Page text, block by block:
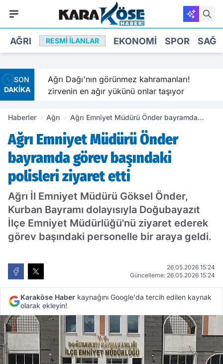
AĞRI RESMI İLANLAR EKONOMI SPOR
SON
DAKİKA
arada
Ağrı Dağı'nın görünmez kahramanları!
zirvenin en ağır yükünü onlar taşıyor
Haberler Ağrı
Ağrı Emniyet Müdürü Önder bayramda
Ağrı Emniyet Müdürü Önder
bayramda görev başındaki
polisleri ziyaret etti
Ağrı İl Emniyet Müdürü Göksel Önder,
Kurban Bayramı dolayısıyla Doğubayazıt
İlçe Emniyet Müdürlüğü'nü ziyaret ederek
görev başındaki personelle bir araya geldi.
26.05.2026 15:24
Güncelleme: 26.05.2026 15:24
Karaköse Haber kaynağını Google'da tercih edilen kaynak
olarak ekleyin!